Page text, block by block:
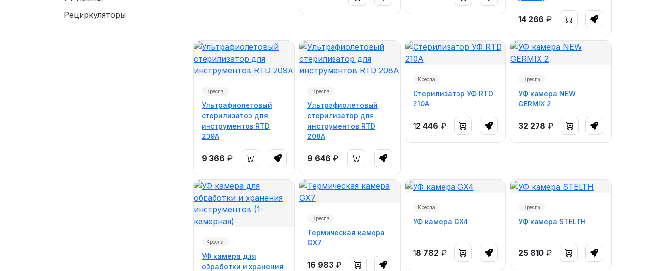
Рециркуляторы
14 266 ₽
Кресла
Ультрафиолетовый
стерилизатор для
инструментов RTD
209A
9 366 ₽
Кресла
Ультрафиолетовый
стерилизатор для
инструментов RTD
208A
9 646 ₽
Кресла
Стерилизатор УФ RTD
210A
12 446 ₽
Кресла
УФ камера NEW
GERMIX 2
32 278 ₽
Кресла
УФ камера для
обработки и хранения
Кресла
Термическая камера
GX7
16 983 ₽
Кресла
УФ камера GX4
18 782 ₽
Кресла
УФ камера STELTH
25 810 ₽